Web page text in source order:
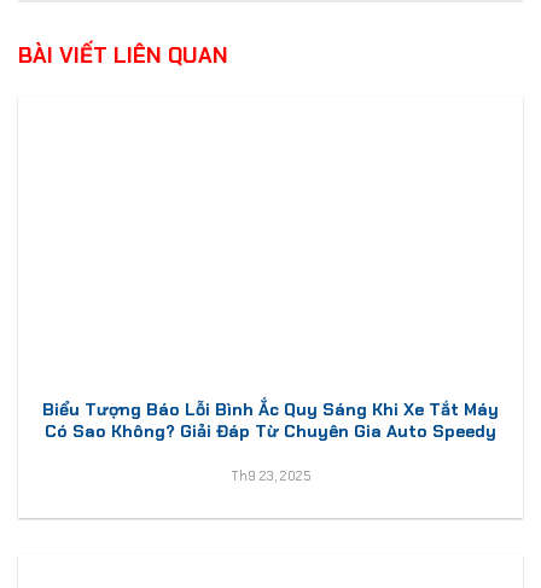
BÀI VIẾT LIÊN QUAN
Biểu Tượng Báo Lỗi Bình Ắc Quy Sáng Khi Xe Tắt Máy
Có Sao Không? Giải Đáp Từ Chuyên Gia Auto Speedy
Th9 23, 2025